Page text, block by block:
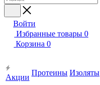
Войти
Избранные товары 0
Корзина 0
Акции
Протеины Изоляты